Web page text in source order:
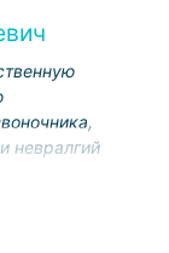
невралгий